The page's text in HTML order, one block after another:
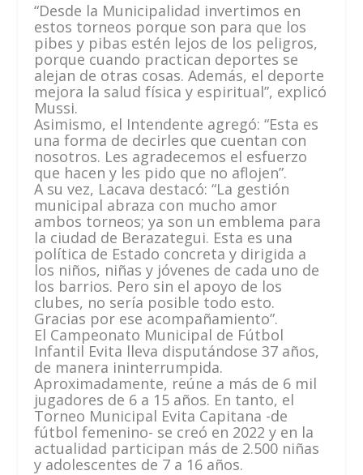
“Desde la Municipalidad invertimos en
estos torneos porque son para que los
pibes y pibas estén lejos de los peligros,
porque cuando practican deportes se
alejan de otras cosas. Además, el deporte
mejora la salud física y espiritual”, explicó
Mussi.
Asimismo, el Intendente agregó: “Esta es
una forma de decirles que cuentan con
nosotros. Les agradecemos el esfuerzo
que hacen y les pido que no aflojen”.
A su vez, Lacava destacó: “La gestión
municipal abraza con mucho amor
ambos torneos; ya son un emblema para
la ciudad de Berazategui. Esta es una
política de Estado concreta y dirigida a
los niños, niñas y jóvenes de cada uno de
los barrios. Pero sin el apoyo de los
clubes, no sería posible todo esto.
Gracias por ese acompañamiento”.
El Campeonato Municipal de Fútbol
Infantil Evita lleva disputándose 37 años,
de manera ininterrumpida.
Aproximadamente, reúne a más de 6 mil
jugadores de 6 a 15 años. En tanto, el
Torneo Municipal Evita Capitana -de
fútbol femenino- se creó en 2022 y en la
actualidad participan más de 2.500 niñas
y adolescentes de 7 a 16 años.